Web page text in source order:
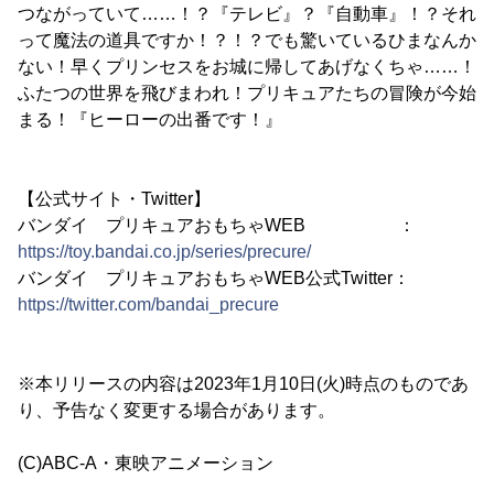
つながっていて……！？『テレビ』？『自動車』！？それ
って魔法の道具ですか！？！？でも驚いているひまなんか
ない！早くプリンセスをお城に帰してあげなくちゃ……！
ふたつの世界を飛びまわれ！プリキュアたちの冒険が今始
まる！『ヒーローの出番です！』
【公式サイト・Twitter】
バンダイ プリキュアおもちゃWEB ：
https://toy.bandai.co.jp/series/precure/
バンダイ プリキュアおもちゃWEB公式Twitter：
https://twitter.com/bandai_precure
※本リリースの内容は2023年1月10日(火)時点のものであ
り、予告なく変更する場合があります。
(C)ABC-A・東映アニメーション